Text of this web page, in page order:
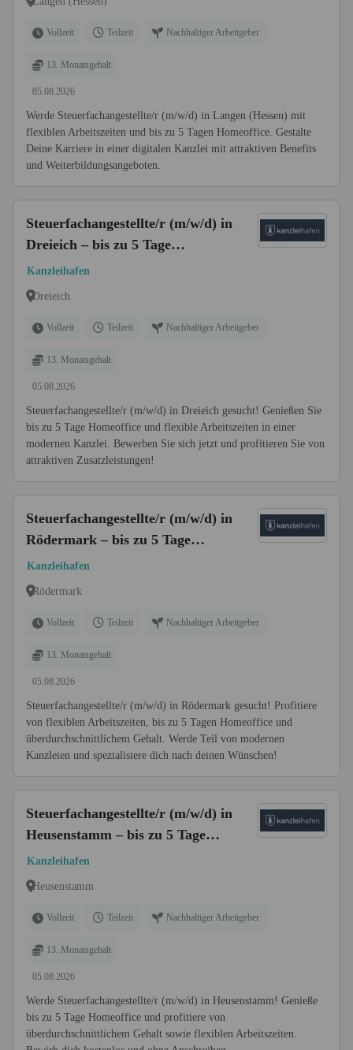
Vollzeit Teilzeit Nachhaltiger Arbeitgeber
13. Monatsgehalt
05.08.2026
Werde Steuerfachangestellte/r (m/w/d) in Langen (Hessen) mit
flexiblen Arbeitszeiten und bis zu 5 Tagen Homeoffice. Gestalte
Deine Karriere in einer digitalen Kanzlei mit attraktiven Benefits
und Weiterbildungsangeboten.
Steuerfachangestellte/r (m/w/d) in
Dreieich – bis zu 5 Tage
Homeoffice
Kanzleihafen
Dreieich
Vollzeit Teilzeit Nachhaltiger Arbeitgeber
13. Monatsgehalt
05.08.2026
Steuerfachangestellte/r (m/w/d) in Dreieich gesucht! Genießen Sie
bis zu 5 Tage Homeoffice und flexible Arbeitszeiten in einer
modernen Kanzlei. Bewerben Sie sich jetzt und profitieren Sie von
attraktiven Zusatzleistungen!
Steuerfachangestellte/r (m/w/d) in
Rödermark – bis zu 5 Tage
Homeoffice
Kanzleihafen
Rödermark
Vollzeit Teilzeit Nachhaltiger Arbeitgeber
13. Monatsgehalt
05.08.2026
Steuerfachangestellte/r (m/w/d) in Rödermark gesucht! Profitiere
von flexiblen Arbeitszeiten, bis zu 5 Tagen Homeoffice und
überdurchschnittlichem Gehalt. Werde Teil von modernen
Kanzleien und spezialisiere dich nach deinen Wünschen!
Steuerfachangestellte/r (m/w/d) in
Heusenstamm – bis zu 5 Tage
Homeoffice
Kanzleihafen
Heusenstamm
Vollzeit Teilzeit Nachhaltiger Arbeitgeber
13. Monatsgehalt
05.08.2026
Werde Steuerfachangestellte/r (m/w/d) in Heusenstamm! Genieße
bis zu 5 Tage Homeoffice und profitiere von
überdurchschnittlichem Gehalt sowie flexiblen Arbeitszeiten.